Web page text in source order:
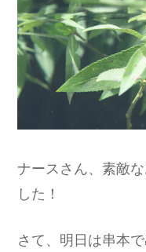
ナースさん、素敵
した！
さて、明日は串本